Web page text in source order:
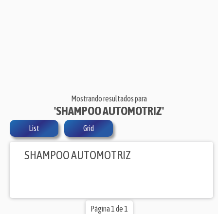
Mostrando resultados para
'SHAMPOO AUTOMOTRIZ'
List Grid
SHAMPOO AUTOMOTRIZ
Página 1 de 1